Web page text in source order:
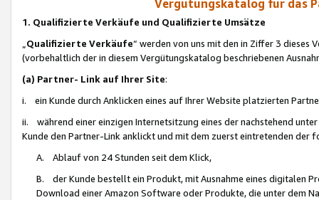
Vergütungskatalog für das
1. Qualifizierte Verkäufe und Qualifizierte Umsätze
Qualifizierte Verkäufe“ werden von uns mit den in Ziffer 3
(vorbehaltlich der in diesem Vergütungskatalog beschriebenen
(a) Partner- Link auf Ihrer Site:
i. ein Kunde durch Anklicken eines auf Ihrer Website platzierten
ii. während einer einzigen Internetsitzung eines der nachstehend
Kunde den Partner-Link anklickt und mit dem zuerst eintretenden der
A. Ablauf von 24 Stunden seit dem Klick,
B. der Kunde bestellt ein Produkt, mit Ausnahme eines digitalen
Download einer Amazon Software oder Produkte, die unter dem